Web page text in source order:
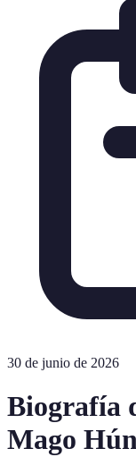
30 de junio de 2026
Biografía
Mago